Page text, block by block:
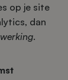
op je site
dan
.